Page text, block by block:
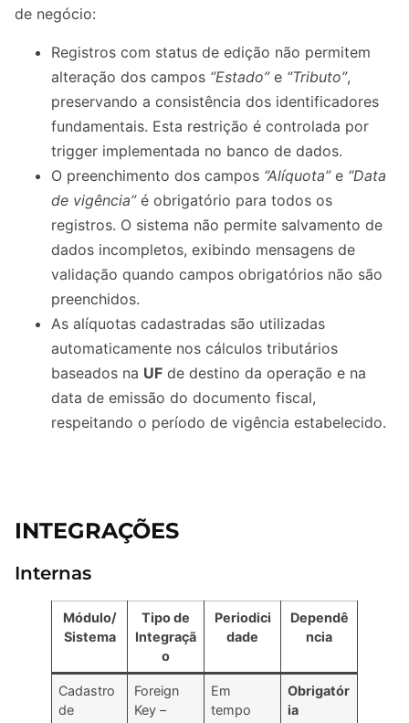
de negócio:
Registros com status de edição não permitem
alteração dos campos “Estado”e “Tributo”,
preservando a consistência dos identificadores
fundamentais. Esta restrição é controlada por
trigger implementada no banco de dados.
O preenchimento dos campos “Alíquota”e “Data
de vigência”é obrigatório para todos os
registros. O sistema não permite salvamento de
dados incompletos, exibindo mensagens de
validação quando campos obrigatórios não são
preenchidos.
As alíquotas cadastradas são utilizadas
automaticamente nos cálculos tributários
baseados na UF de destino da operação e na
data de emissão do documento fiscal,
respeitando o período de vigência estabelecido.
INTEGRAÇÕES
Internas
Módulo/
Sistema
Tipo de
Integraçã
o
Periodici
dade
Dependê
ncia
Cadastro
de
Foreign
Key –
Em
tempo
Obrigatór
ia